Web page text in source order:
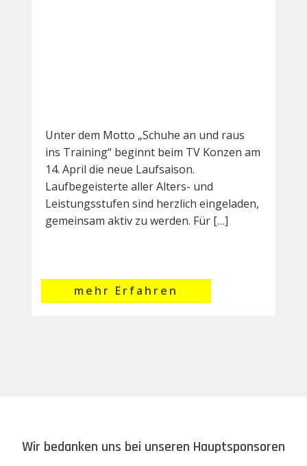
Unter dem Motto „Schuhe an und raus
ins Training“ beginnt beim TV Konzen am
14. April die neue Laufsaison.
Laufbegeisterte aller Alters- und
Leistungsstufen sind herzlich eingeladen,
gemeinsam aktiv zu werden. Für […]
mehr Erfahren
Wir bedanken uns bei unseren Hauptsponsoren